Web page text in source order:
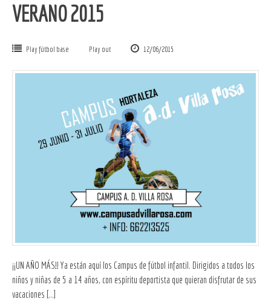
VERANO 2015
Play fútbol base Play out 12/06/2015
¡¡UN AÑO MÁS!! Ya están aquí los Campus de fútbol infantil. Dirigidos a todos los
niños y niñas de 5 a 14 años, con espíritu deportista que quieran disfrutar de sus
vacaciones […]